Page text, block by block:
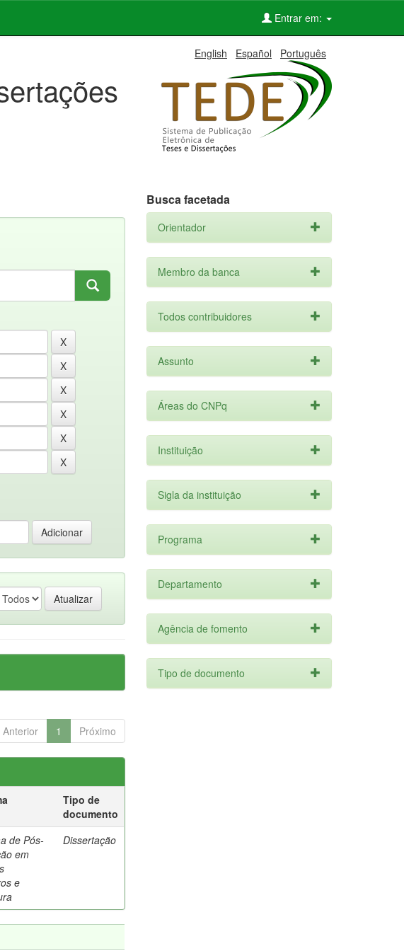
Entrar em:
English Español Português
Anterior 1 Próximo
Tipo de
documento
de Pós-
em
e
Dissertação
Busca facetada
Orientador
Membro da banca
Todos contribuidores
Assunto
Áreas do CNPq
Instituição
Sigla da instituição
Programa
Departamento
Agência de fomento
Tipo de documento